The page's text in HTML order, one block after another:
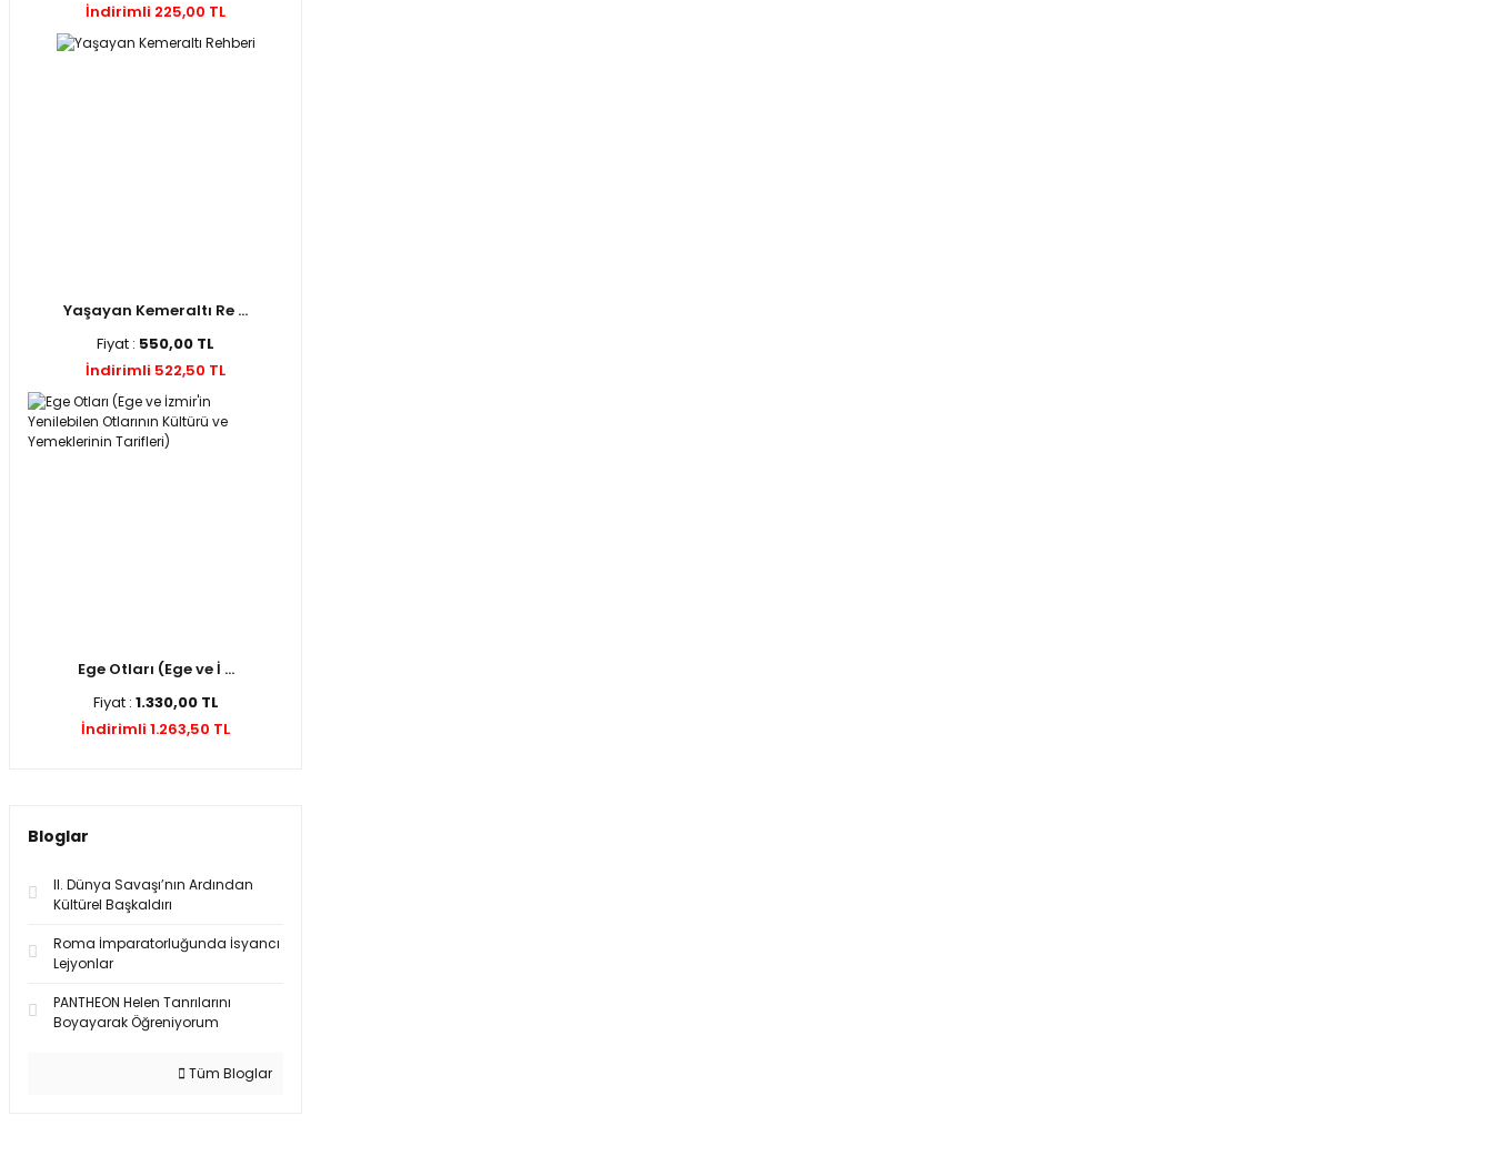
İndirimli 225,00 TL
Yaşayan Kemeraltı Re ...
Fiyat : 550,00 TL
İndirimli 522,50 TL
Ege Otları (Ege ve İ ...
Fiyat : 1.330,00 TL
İndirimli 1.263,50 TL
Bloglar
II. Dünya Savaşı’nın Ardından
Kültürel Başkaldırı
Roma İmparatorluğunda İsyancı
Lejyonlar
PANTHEON Helen Tanrılarını
Boyayarak Öğreniyorum
Tüm Bloglar